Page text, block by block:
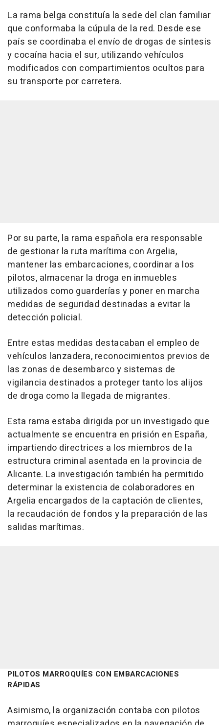
La rama belga constituía la sede del clan familiar
que conformaba la cúpula de la red. Desde ese
país se coordinaba el envío de drogas de síntesis
y cocaína hacia el sur, utilizando vehículos
modificados con compartimientos ocultos para
su transporte por carretera.
Por su parte, la rama española era responsable
de gestionar la ruta marítima con Argelia,
mantener las embarcaciones, coordinar a los
pilotos, almacenar la droga en inmuebles
utilizados como guarderías y poner en marcha
medidas de seguridad destinadas a evitar la
detección policial.
Entre estas medidas destacaban el empleo de
vehículos lanzadera, reconocimientos previos de
las zonas de desembarco y sistemas de
vigilancia destinados a proteger tanto los alijos
de droga como la llegada de migrantes.
Esta rama estaba dirigida por un investigado que
actualmente se encuentra en prisión en España,
impartiendo directrices a los miembros de la
estructura criminal asentada en la provincia de
Alicante. La investigación también ha permitido
determinar la existencia de colaboradores en
Argelia encargados de la captación de clientes,
la recaudación de fondos y la preparación de las
salidas marítimas.
PILOTOS MARROQUÍES CON EMBARCACIONES
RÁPIDAS
Asimismo, la organización contaba con pilotos